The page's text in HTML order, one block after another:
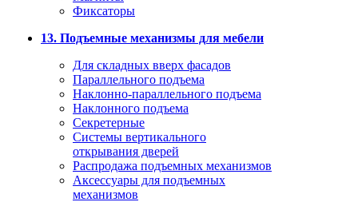
Фиксаторы
13. Подъемные механизмы для мебели
Для складных вверх фасадов
Параллельного подъема
Наклонно-параллельного подъема
Наклонного подъема
Секретерные
Системы вертикального
открывания дверей
Распродажа подъемных механизмов
Аксессуары для подъемных
механизмов